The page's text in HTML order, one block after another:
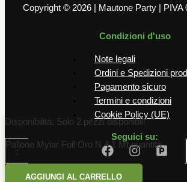
Copyright © 2026 | Mautone Party | PIVA
Condizioni d'uso
Note legali
Ordini e Spedizioni
Pagamento sicuro
Termini e condizioni
Cookie Policy (UE)
Seguici su:
Disponibilità: Solo 2 pezzi disponibili
-
Pallone Mylar Foil Oro N 4 1 Mt quantità
AGGIUNGI AL CARRELLO